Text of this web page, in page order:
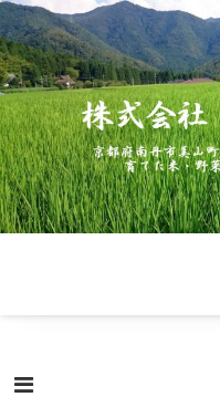
コ
ン
テ
ン
ツ
へ
ス
キ
ッ
プ
株式会社 美山・
京都府南丹市美山町で自然
の販売